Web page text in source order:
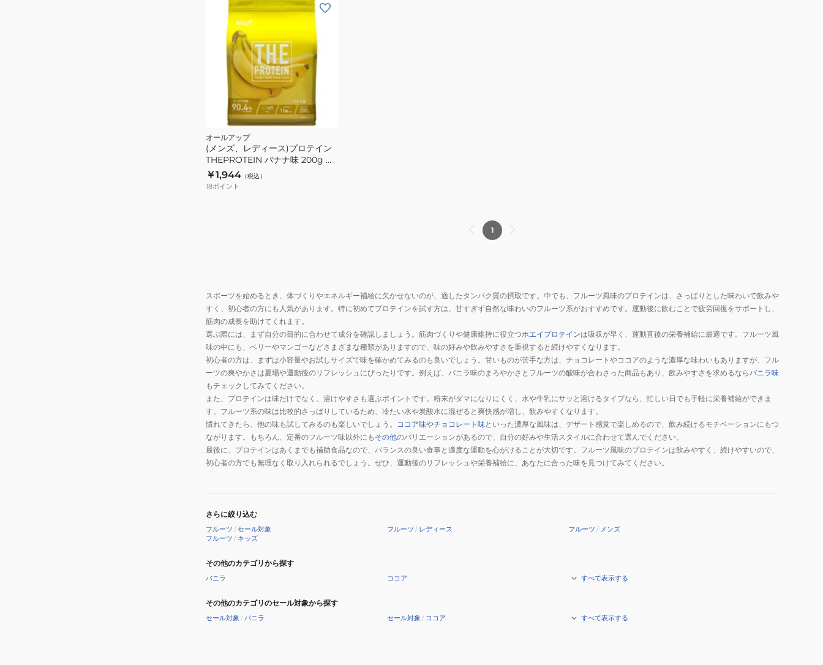
マ
グ
シ
ウ
ム
タ
ン
ブ
ド
ウ
子
オールアップ
(メンズ、レディース)プロテイン
THEPROTEIN バナナ味 200g 約
7食入 GWM52TK015 乳糖未配合
高たんぱく
￥1,944 （税込）
18ポイント
1
スポーツを始めるとき、体づくりやエネルギー補給に欠かせないのが、適したタンパク質の摂取です。中でも、フルーツ風味のプロテインは、さっぱりとした味わいで飲みや
すく、初心者の方にも人気があります。特に初めてプロテインを試す方は、甘すぎず自然な味わいのフルーツ系がおすすめです。運動後に飲むことで疲労回復をサポートし、
筋肉の成長を助けてくれます。
選ぶ際には、まず自分の目的に合わせて成分を確認しましょう。筋肉づくりや健康維持に役立つホエイプロテインは吸収が早く、運動直後の栄養補給に最適です。フルーツ風
味の中にも、ベリーやマンゴーなどさまざまな種類がありますので、味の好みや飲みやすさを重視すると続けやすくなります。
初心者の方は、まずは小容量やお試しサイズで味を確かめてみるのも良いでしょう。甘いものが苦手な方は、チョコレートやココアのような濃厚な味わいもありますが、フル
ーツの爽やかさは夏場や運動後のリフレッシュにぴったりです。例えば、バニラ味のまろやかさとフルーツの酸味が合わさった商品もあり、飲みやすさを求めるならバニラ味
もチェックしてみてください。
また、プロテインは味だけでなく、溶けやすさも選ぶポイントです。粉末がダマになりにくく、水や牛乳にサッと溶けるタイプなら、忙しい日でも手軽に栄養補給ができま
す。フルーツ系の味は比較的さっぱりしているため、冷たい水や炭酸水に混ぜると爽快感が増し、飲みやすくなります。
慣れてきたら、他の味も試してみるのも楽しいでしょう。
ココア味やチョコレート味といった濃厚な風味は、デザート感覚で楽しめるので、飲み続けるモチベーションにもつ
ながります。もちろん、定番のフルーツ味以外にも その他のバリエーションがあるので、自分の好みや生活スタイルに合わせて選んでください。
最後に、プロテインはあくまでも補助食品なので、バランスの良い食事と適度な運動を心がけることが大切です。フルーツ風味のプロテインは飲みやすく、続けやすいので、
初心者の方でも無理なく取り入れられるでしょう。ぜひ、運動後のリフレッシュや栄養補給に、あなたに合った味を見つけてみてください。
さらに絞り込む
フルーツ /セール対象 フルーツ / レディース フルーツ / メンズ
フルーツ / キッズ
その他のカテゴリから探す
バニラ ココア すべて表示する
その他のカテゴリのセール対象から探す
セール対象 /バニラ セール対象 / ココア すべて表示する